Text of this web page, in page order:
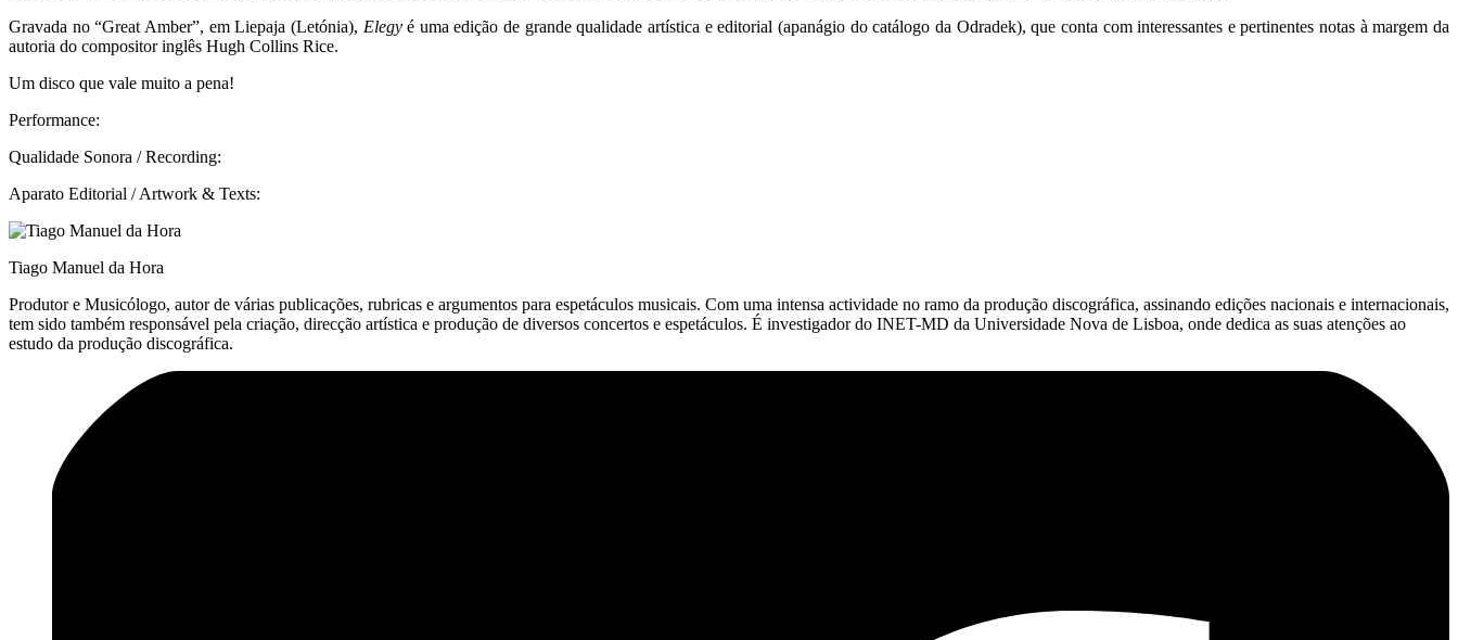
Gravada no “Great Amber”, em Liepaja (Letónia), Elegyé uma edição de grande qualidade artística e editorial (apanágio do catálogo da Odradek), que conta com interessantes e pertinentes notas à margem da
autoria do compositor inglês Hugh Collins Rice.
Um disco que vale muito a pena!
Performance:
Qualidade Sonora / Recording:
Aparato Editorial / Artwork & Texts:
Tiago Manuel da Hora
Produtor e Musicólogo, autor de várias publicações, rubricas e argumentos para espetáculos musicais. Com uma intensa actividade no ramo da produção discográfica, assinando edições nacionais e internacionais,
tem sido também responsável pela criação, direcção artística e produção de diversos concertos e espetáculos. É investigador do INET-MD da Universidade Nova de Lisboa, onde dedica as suas atenções ao
estudo da produção discográfica.